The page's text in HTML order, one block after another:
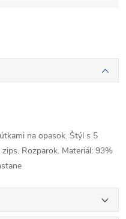
na opasok. Štýl s 5
Rozparok. Materiál: 93%